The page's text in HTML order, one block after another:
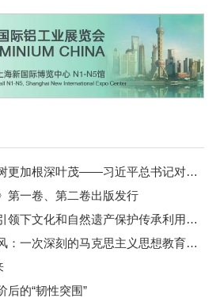
让中朝传统友谊之树更加根深叶茂——习近平总书记对朝鲜进行国事访问纪实
第一卷、第二卷出版发行
在习近平文化思想引领下文化和自然遗产保护传承利用工作开创新局面
伟大征程丨延安整风：一次深刻的马克思主义思想教育运动
后的“韧性突围”